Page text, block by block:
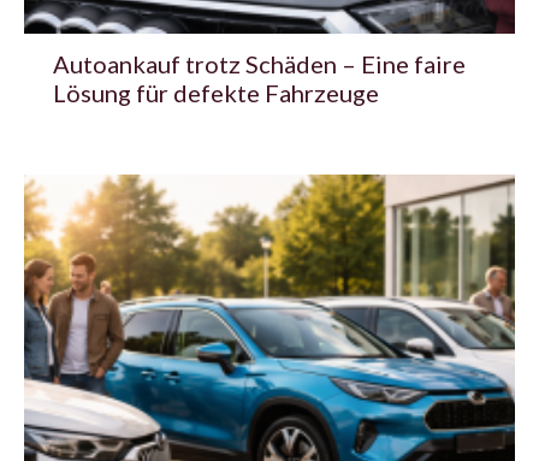
Autoankauf trotz Schäden – Eine faire
Lösung für defekte Fahrzeuge